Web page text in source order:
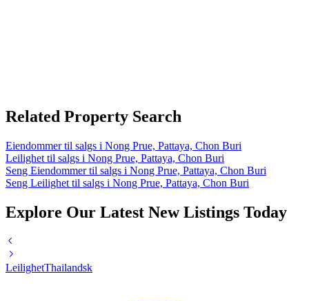
Related Property Search
Eiendommer til salgs i Nong Prue, Pattaya, Chon Buri
Leilighet til salgs i Nong Prue, Pattaya, Chon Buri
Seng Eiendommer til salgs i Nong Prue, Pattaya, Chon Buri
Seng Leilighet til salgs i Nong Prue, Pattaya, Chon Buri
Explore Our Latest New Listings Today
LeilighetThailandsk